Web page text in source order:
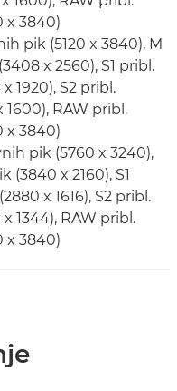
x 3840)
pik (5120 x 3840), M
x 2560), S1 pribl.
1920), S2 pribl.
1600), RAW pribl.
x 3840)
pik (5760 x 3240),
(3840 x 2160), S1
x 1616), S2 pribl.
1344), RAW pribl.
x 3840)